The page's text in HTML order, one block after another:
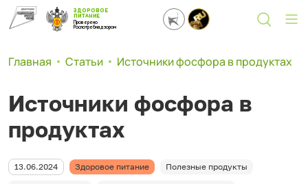
ЗДОРОВОЕ
ПИТАНИЕ
Проверено
Роспотребнадзором
Главная Статьи Источники фосфора в продуктах
Источники фосфора в
продуктах
13.06.2024 Здоровое питание Полезные продукты